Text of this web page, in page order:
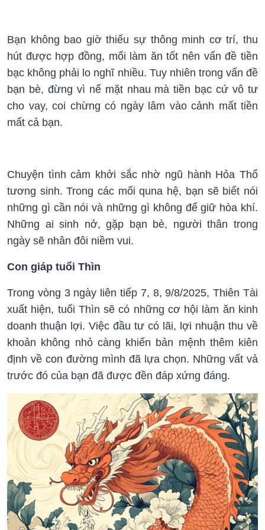
Bạn không bao giờ thiếu sự thông minh cơ trí, thu
hút được hợp đồng, mối làm ăn tốt nên vấn đề tiền
bạc không phải lo nghĩ nhiều. Tuy nhiên trong vấn đề
bạn bè, đừng vì nể mặt nhau mà tiền bạc cứ vô tư
cho vay, coi chừng có ngày lâm vào cảnh mất tiền
mất cả bạn.
Chuyện tình cảm khởi sắc nhờ ngũ hành Hỏa Thổ
tương sinh. Trong các mối quna hệ, bạn sẽ biết nói
những gì cần nói và những gì không để giữ hòa khí.
Những ai sinh nở, gặp bạn bè, người thân trong
ngày sẽ nhân đôi niềm vui.
Con giáp tuổi Thìn
Trong vòng 3 ngày liên tiếp 7, 8, 9/8/2025, Thiên Tài
xuất hiện, tuổi Thìn sẽ có những cơ hội làm ăn kinh
doanh thuận lợi. Việc đầu tư có lãi, lợi nhuận thu về
khoản không nhỏ càng khiến bản mệnh thêm kiên
định về con đường mình đã lựa chọn. Những vất vả
trước đó của bạn đã được đền đáp xứng đáng.